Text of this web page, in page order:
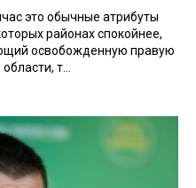
это обычные атрибуты
районах спокойнее,
освобожденную правую
т...